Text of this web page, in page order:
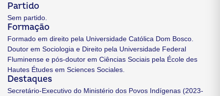
Partido
Sem partido.
Formação
Formado em direito pela Universidade Católica Dom Bosco.
Doutor em Sociologia e Direito pela Universidade Federal
Fluminense e pós-doutor em Ciências Sociais pela École des
Hautes Études em Sciences Sociales.
Destaques
Secretário-Executivo do Ministério dos Povos Indígenas (2023-